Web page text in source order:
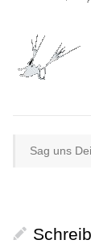
Sag uns